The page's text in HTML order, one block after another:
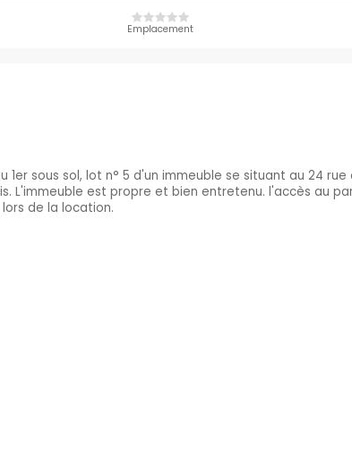
Emplacement
1er sous sol, lot n° 5 d'un immeuble se situant au 24
L'immeuble est propre et bien entretenu. l'accès au
de la location.